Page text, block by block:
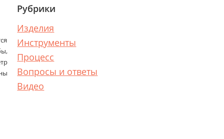
Рубрики
Изделия
Инструменты
Процесс
Вопросы и ответы
Видео